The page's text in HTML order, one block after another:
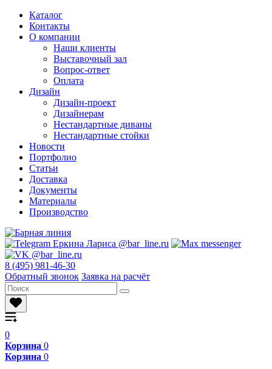
Каталог
Контакты
О компании
Наши клиенты
Выставочный зал
Вопрос-ответ
Оплата
Дизайн
Дизайн-проект
Дизайнерам
Нестандартные диваны
Нестандартные стойки
Новости
Портфолио
Статьи
Доставка
Документы
Материалы
Производство
8 (495) 981-46-30
Обратный звонок Заявка на расчёт
0
Корзина 0
Корзина 0